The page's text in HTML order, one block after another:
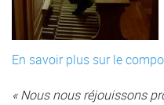
En savoir plus sur le
« Nous nous réjouissons